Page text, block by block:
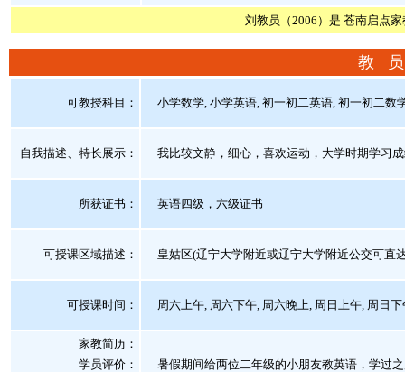
刘教员（2006）是 苍南启点家
教
可教授科目： 小学数学, 小学英语, 初一初二英语, 初一初二数
自我描述、特长展示 ： 我比较文静，细心，喜欢运动，大学时期学习
所获证书 ： 英语四级，六级证书
可授课区域描述： 皇姑区(辽宁大学附近或辽宁大学附近公交可直
可授课时间： 周六上午, 周六下午, 周六晚上, 周日上午, 周日
家教简历：
学员评价：
暑假期间给两位二年级的小朋友教英语，学过